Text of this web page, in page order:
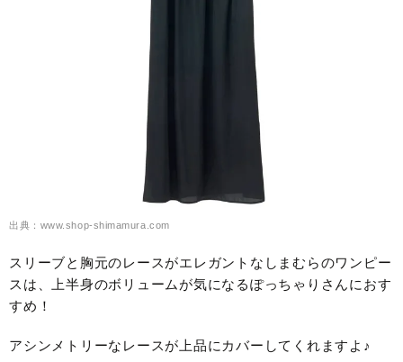
出典：www.shop-shimamura.com
スリーブと胸元のレースがエレガントなしまむらのワンピー
スは、上半身のボリュームが気になるぽっちゃりさんにおす
すめ！
アシンメトリーなレースが上品にカバーしてくれますよ♪